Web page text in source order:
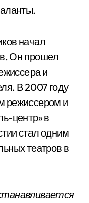
начал
Он прошел
и
В 2007 году
режиссером и
центр» в
стал одним
театров в